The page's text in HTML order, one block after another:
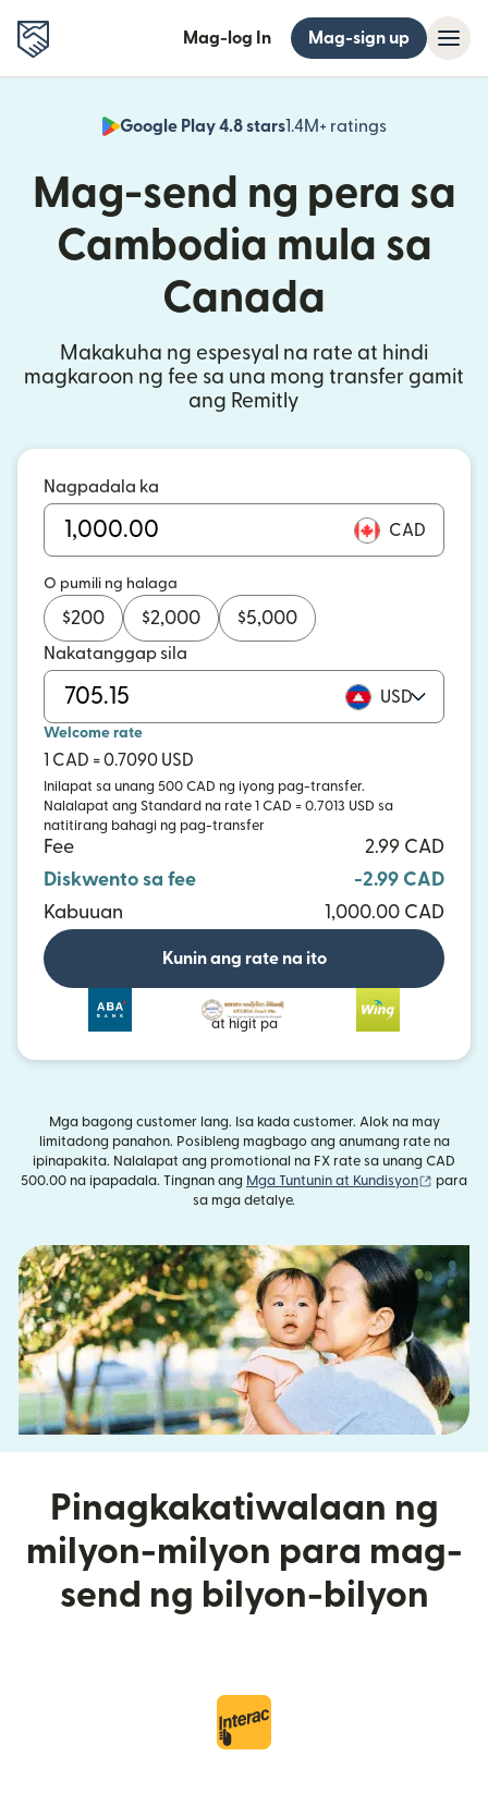
Mag-log In Mag-sign up
Google Play 4.8 stars1.4M+ ratings
(bubukas
Mag-send ng pera sa
Cambodia mula sa
Canada
Makakuha ng espesyal na rate at hindi
magkaroon ng fee sa una mong transfer gamit
ang Remitly
Nagpadala ka
CAD
O pumili ng halaga
$200 $2,000 $5,000
Nakatanggap sila
USD
Welcome rate
1 CAD = 0.7090 USD
Inilapat sa unang 500 CAD ng iyong pag-transfer.
Nalalapat ang Standard na rate 1 CAD = 0.7013 USD sa
natitirang bahagi ng pag-transfer
Fee
2.99 CAD
Diskwento sa fee
-2.99 CAD
Kabuuan
1,000.00 CAD
Kunin ang rate na ito
at higit pa
Mga bagong customer lang. Isa kada customer. Alok na may
limitadong panahon. Posibleng magbago ang anumang rate na
ipinapakita. Nalalapat ang promotional na FX rate sa unang CAD
500.00 na ipapadala. Tingnan ang Mga Tuntunin at Kundisyon
para
sa mga detalye.
Pinagkakatiwalaan ng
milyon-milyon para mag-
send ng bilyon-bilyon